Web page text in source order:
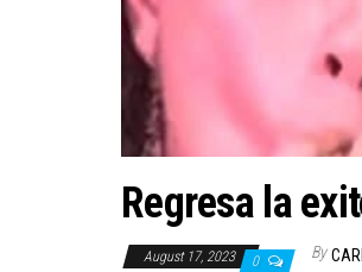
Regresa la
August 17, 2023 0 By